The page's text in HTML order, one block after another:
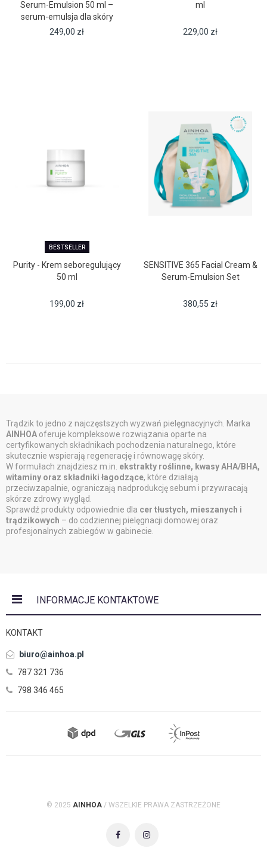
Serum-Emulsion 50 ml –
serum-emulsja dla skóry
wrażliwej
249,00 zł
ml
229,00 zł
BESTSELLER
Purity - Krem seboregulujący
50 ml
199,00 zł
SENSITIVE 365 Facial Cream &
Serum-Emulsion Set
380,55 zł
Trądzik to jedno z najczęstszych wyzwań pielęgnacyjnych. Marka
AINHOA oferuje kompleksowe rozwiązania oparte na
certyfikowanych składnikach pochodzenia naturalnego, które
skutecznie wspierają regenerację i równowagę skóry.
W formułach znajdziesz m.in. ekstrakty roślinne, kwasy AHA/BHA,
witaminy oraz składniki łagodzące, które działają
przeciwzapalnie, ograniczają nadprodukcję sebum i przywracają
skórze zdrowy wygląd.
Sprawdź produkty odpowiednie dla cer tłustych, mieszanych i
trądzikowych – do codziennej pielęgnacji domowej oraz
profesjonalnych zabiegów w gabinecie.
INFORMACJE KONTAKTOWE
KONTAKT
biuro@ainhoa.pl
787 321 736
798 346 465
© 2025 AINHOA / WSZELKIE PRAWA ZASTRZEŻONE